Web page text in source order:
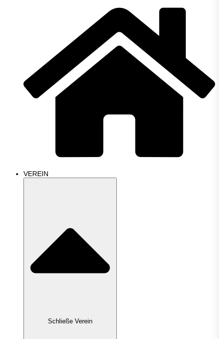
VEREIN
Schließe Verein